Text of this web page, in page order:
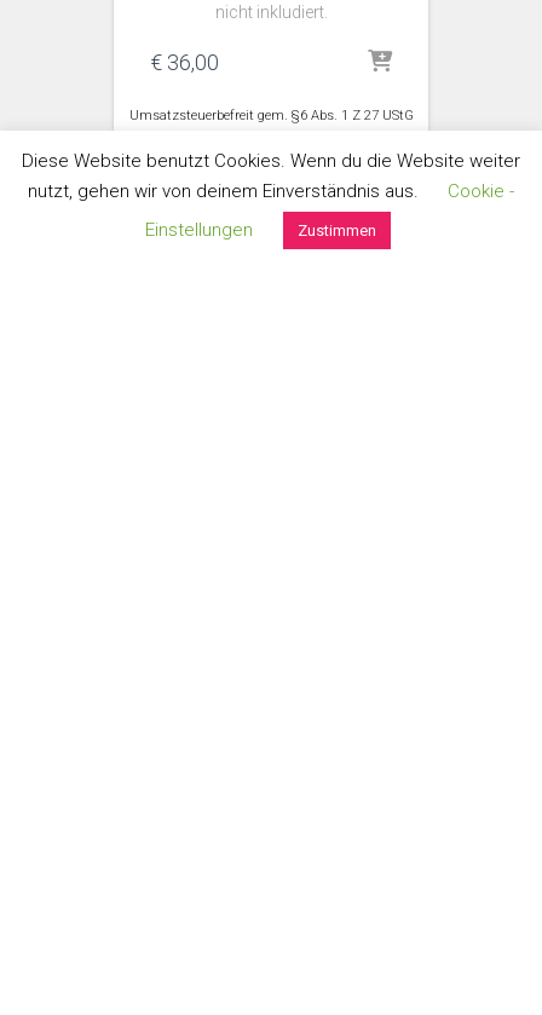
nicht inkludiert.
€ 36,00
Umsatzsteuerbefreit gem. §6 Abs. 1 Z 27 UStG
Diese Website benutzt Cookies. Wenn du die Website weiter
nutzt, gehen wir von deinem Einverständnis aus.
Cookie -
Einstellungen
Zustimmen